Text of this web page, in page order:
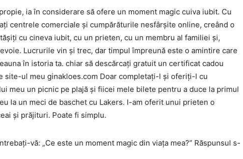
ia în considerare să ofere un moment magic cuiva iubit. Cu
centrele comerciale și cumpărăturile nesfârșite online, creând o
cu cineva iubit, cu un prieten, cu un membru al familiei și,
Lucrurile vin și trec, dar timpul împreună este o amintire care
în istoria ta. chiar să descărcați gratuit un certificat cadou
site-ul meu ginakloes.com Doar completați-l și oferiți-l cu
meu un picnic pe plajă și fiicei mele bilete pentru a duce la primul
la un meci de baschet cu Lakers. I-am oferit unui prieten o
și prăjituri. Poate fi simplu.
vă: „Ce este un moment magic din viața mea?” Răspunsul s-